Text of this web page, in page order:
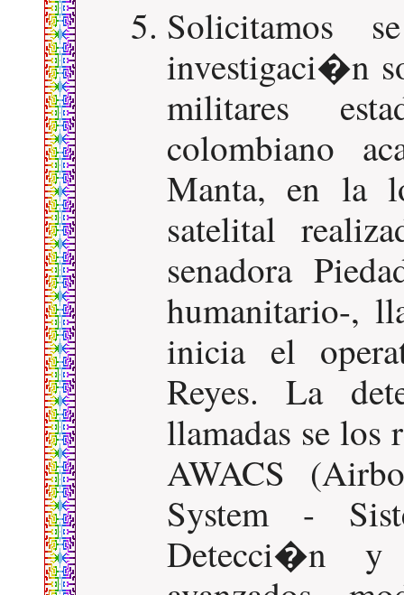
Solicitamos
investigaci�n
militares
colombiano
Manta, en la
satelital
senadora
humanitario-,
inicia el
Reyes. La
llamadas se los
AWACS
System -
Detecci�n y